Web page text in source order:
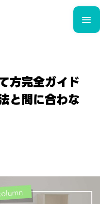
方完全ガイド
と間に合わな